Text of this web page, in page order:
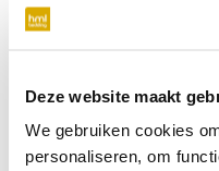
Deze website maakt
We gebruiken cookies
personaliseren, om
verplicht
niet verplicht